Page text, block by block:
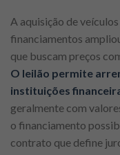
A aquisição de
financiamentos
que buscam preços
O leilão permite
instituições
geralmente com
o financiamento
contrato que define